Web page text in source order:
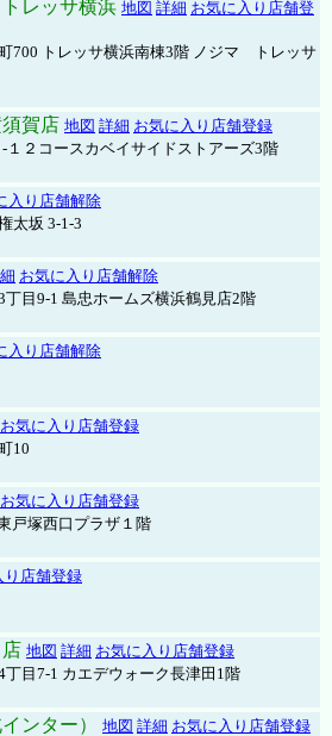
レッサ横浜 地図 詳細 お気に入り店舗登
700 トレッサ横浜南棟3階 ノジマ トレッサ
賀店 地図 詳細 お気に入り店舗登録
１２コースカベイサイドストアーズ3階
入り店舗解除
太坂 3-1-3
お気に入り店舗解除
目9-1 島忠ホームズ横浜鶴見店2階
入り店舗解除
お気に入り店舗登録
10
お気に入り店舗登録
戸塚西口プラザ１階
り店舗登録
地図 詳細 お気に入り店舗登録
目7-1 カエデウォーク長津田1階
ンター） 地図 詳細 お気に入り店舗登録